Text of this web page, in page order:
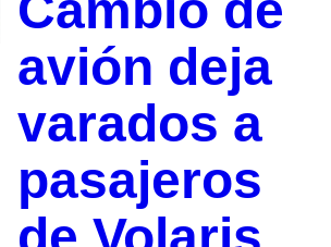
avión deja
varados a
pasajeros